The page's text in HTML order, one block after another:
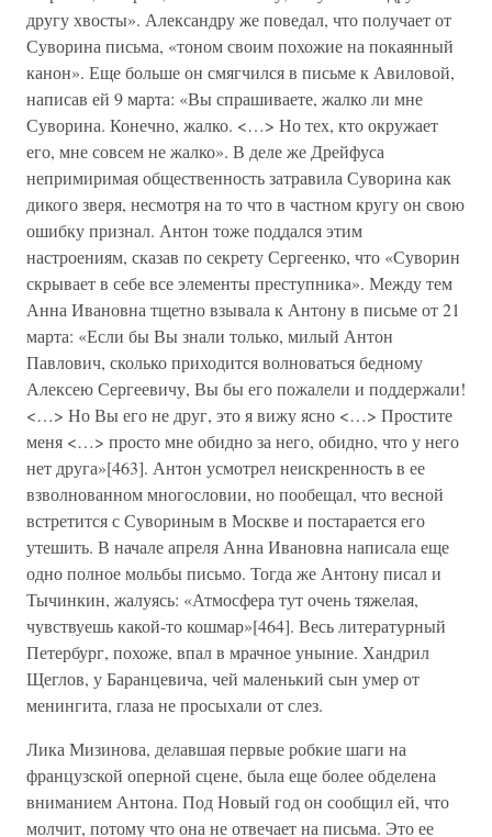
другу хвосты». Александру же поведал, что получает от
Суворина письма, «тоном своим похожие на покаянный
канон». Еще больше он смягчился в письме к Авиловой,
написав ей 9 марта: «Вы спрашиваете, жалко ли мне
Суворина. Конечно, жалко. <…> Но тех, кто окружает
его, мне совсем не жалко». В деле же Дрейфуса
непримиримая общественность затравила Суворина как
дикого зверя, несмотря на то что в частном кругу он свою
ошибку признал. Антон тоже поддался этим
настроениям, сказав по секрету Сергеенко, что «Суворин
скрывает в себе все элементы преступника». Между тем
Анна Ивановна тщетно взывала к Антону в письме от 21
марта: «Если бы Вы знали только, милый Антон
Павлович, сколько приходится волноваться бедному
Алексею Сергеевичу, Вы бы его пожалели и поддержали!
<…> Но Вы его не друг, это я вижу ясно <…> Простите
меня <…> просто мне обидно за него, обидно, что у него
нет друга»[463]. Антон усмотрел неискренность в ее
взволнованном многословии, но пообещал, что весной
встретится с Сувориным в Москве и постарается его
утешить. В начале апреля Анна Ивановна написала еще
одно полное мольбы письмо. Тогда же Антону писал и
Тычинкин, жалуясь: «Атмосфера тут очень тяжелая,
чувствуешь какой-то кошмар»[464]. Весь литературный
Петербург, похоже, впал в мрачное уныние. Хандрил
Щеглов, у Баранцевича, чей маленький сын умер от
менингита, глаза не просыхали от слез.
Лика Мизинова, делавшая первые робкие шаги на
французской оперной сцене, была еще более обделена
вниманием Антона. Под Новый год он сообщил ей, что
молчит, потому что она не отвечает на письма. Это ее